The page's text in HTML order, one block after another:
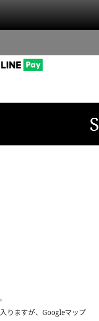
りますが、Googleマップ